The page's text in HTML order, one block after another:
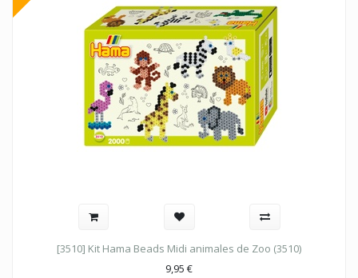
[3510] Kit Hama Beads Midi animales de Zoo (3510)
9,95 €